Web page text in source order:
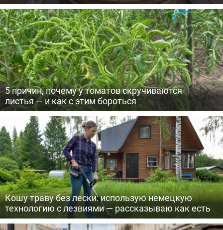
5 причин, почему у томатов скручиваются
листья — и как с этим бороться
Кошу траву без лески: использую немецкую
технологию с лезвиями — рассказываю как есть